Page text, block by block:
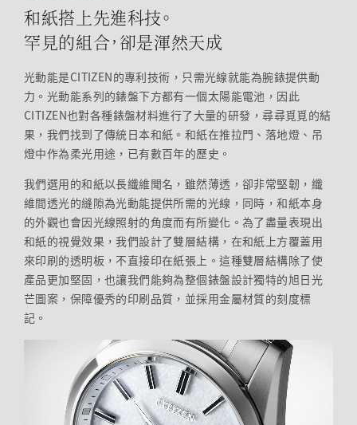
和紙搭上先進科技。
罕見的組合，卻是渾然天成
光動能是CITIZEN的專利技術，只需光線就能為腕錶提供動
力。光動能系列的錶盤下方都有一個太陽能電池，因此
CITIZEN也對各種錶盤材料進行了大量的研發，尋尋覓覓的結
果，我們找到了傳統日本和紙。和紙在推拉門、落地燈、吊
燈中作為柔光用途，已有數百年的歷史。
我們選用的和紙以長纖維聞名，雖然薄透，卻非常堅韌，纖
維間透光的縫隙為光動能提供所需的光線，同時，和紙本身
的外觀也會因光線照射的角度而有所變化。為了盡量表現出
和紙的視覺效果，我們設計了雙層結構，在和紙上方覆蓋用
來印刷的透明板，不直接印在紙張上。這種雙層結構除了使
產品更加堅固，也讓我們能夠為整個錶盤設計獨特的旭日光
芒圖案，保障優秀的印刷品質，並採用金屬材質的刻度標
記。